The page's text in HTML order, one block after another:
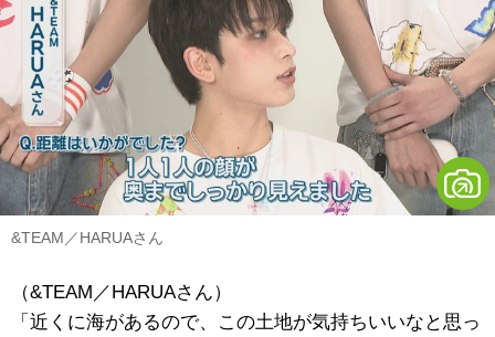
&TEAM／HARUAさん
（&TEAM／HARUAさん）
「近くに海があるので、この土地が気持ちいいなと思っ